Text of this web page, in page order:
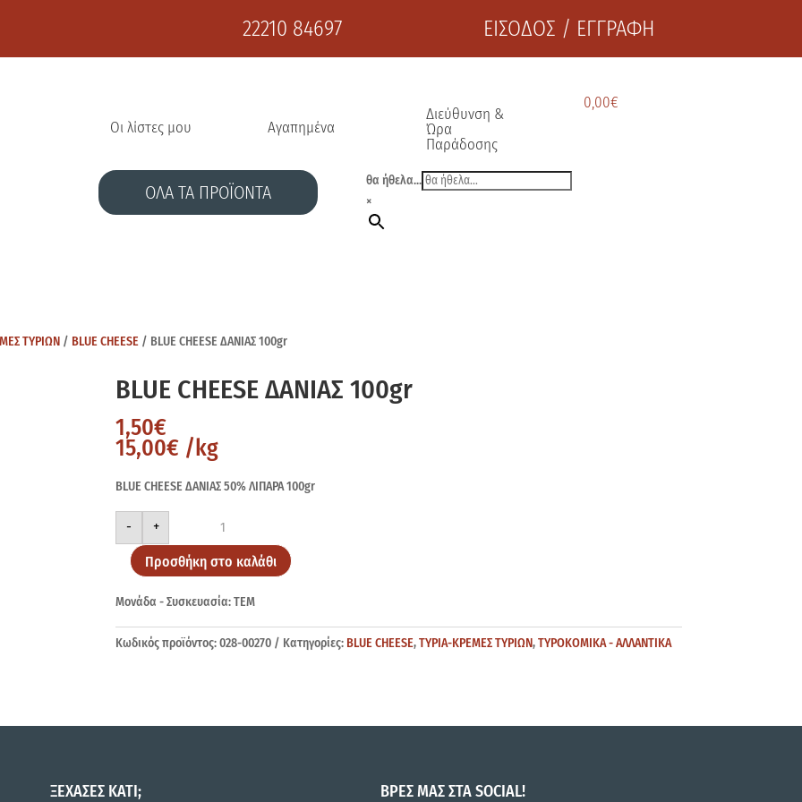
22210 84697 ΕΙΣΟΔΟΣ / ΕΓΓΡΑΦΗ
Οι λίστες μου Αγαπημένα
Διεύθυνση &
Ώρα
Παράδοσης
0,00€
ΟΛΑ ΤΑ ΠΡΟΪΟΝΤΑ
θα ήθελα...
×
ΤΥΡΙΩΝ / BLUE CHEESE / BLUE CHEESE ΔΑΝΙΑΣ 100gr
BLUE CHEESE ΔΑΝΙΑΣ 100gr
1,50€
15,00€ /kg
BLUE CHEESE ΔΑΝΙΑΣ 50% ΛΙΠΑΡΑ 100gr
-
BLUE
ΔΑΝΙΑΣ
100gr
ποσότητα
+
Προσθήκη στο καλάθι
Μονάδα - Συσκευασία: ΤΕΜ
Κωδικός προϊόντος:028-00270 Κατηγορίες: BLUE CHEESE,ΤΥΡΙΑ-ΚΡΕΜΕΣ ΤΥΡΙΩΝ,ΤΥΡΟΚΟΜΙΚΑ - ΑΛΛΑΝΤΙΚΑ
ΞΕΧΑΣΕΣ ΚΑΤΙ; ΒΡΕΣ ΜΑΣ ΣΤΑ SOCIAL!